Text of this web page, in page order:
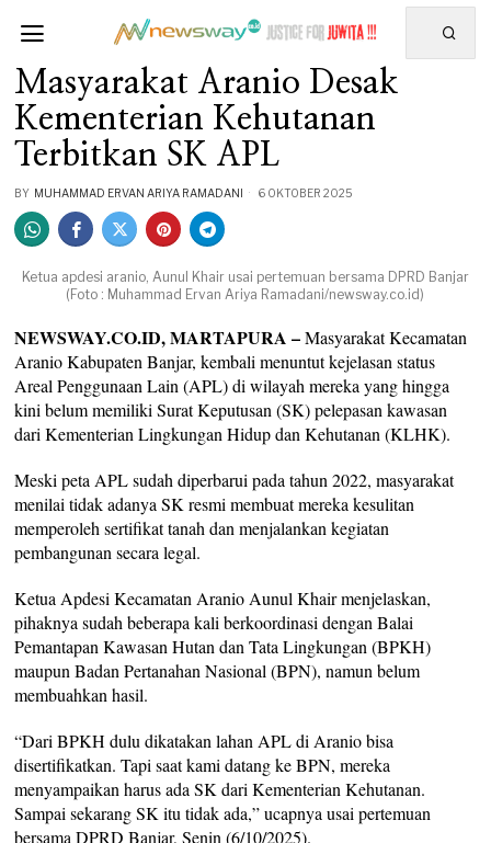
Masyarakat Aranio Desak
Kementerian Kehutanan
Terbitkan SK APL
BY MUHAMMAD ERVAN ARIYA RAMADANI 6 OKTOBER 2025
Ketua apdesi aranio, Aunul Khair usai pertemuan bersama DPRD Banjar
(Foto : Muhammad Ervan Ariya Ramadani/newsway.co.id)
NEWSWAY.CO.ID, MARTAPURA –Masyarakat Kecamatan
Aranio Kabupaten Banjar, kembali menuntut kejelasan status
Areal Penggunaan Lain (APL) di wilayah mereka yang hingga
kini belum memiliki Surat Keputusan (SK) pelepasan kawasan
dari Kementerian Lingkungan Hidup dan Kehutanan (KLHK).
Meski peta APL sudah diperbarui pada tahun 2022, masyarakat
menilai tidak adanya SK resmi membuat mereka kesulitan
memperoleh sertifikat tanah dan menjalankan kegiatan
pembangunan secara legal.
Ketua Apdesi Kecamatan Aranio Aunul Khair menjelaskan,
pihaknya sudah beberapa kali berkoordinasi dengan Balai
Pemantapan Kawasan Hutan dan Tata Lingkungan (BPKH)
maupun Badan Pertanahan Nasional (BPN), namun belum
membuahkan hasil.
“Dari BPKH dulu dikatakan lahan APL di Aranio bisa
disertifikatkan. Tapi saat kami datang ke BPN, mereka
menyampaikan harus ada SK dari Kementerian Kehutanan.
Sampai sekarang SK itu tidak ada,” ucapnya usai pertemuan
bersama DPRD Banjar, Senin (6/10/2025).